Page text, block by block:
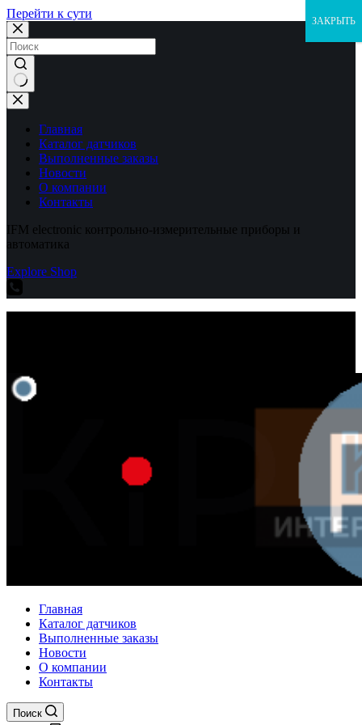
Перейти к сути
Ничего
не
найденоГлавная
Каталог датчиков
Выполненные заказы
Новости
О компании
Контакты
IFM electronic контрольно-измерительные приборы и
автоматика
Explore Shop
Главная
Каталог датчиков
Выполненные заказы
Новости
О компании
Контакты
Поиск
ЗАКРЫТЬ